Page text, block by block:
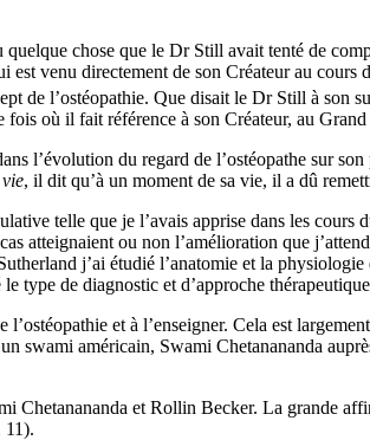
chose que le Dr Still avait tenté de
venu directement de son Créateur au
de l’ostéopathie. Que disait le Dr Still à son
fois où il fait référence à son Créateur, au
l’évolution du regard de l’ostéopathe sur
, il dit qu’à un moment de sa vie, il a dû
telle que je l’avais apprise dans les
atteignaient ou non l’amélioration que
j’ai étudié l’anatomie et la
type de diagnostic et d’approche
et à l’enseigner. Cela est
swami américain, Swami Chetanananda
Chetanananda et Rollin Becker. La grande
11).